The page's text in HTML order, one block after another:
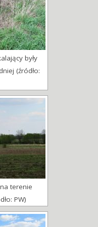
były
(źródło:
terenie
PW)